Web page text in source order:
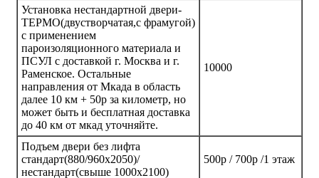
Установка нестандартной двери-
ТЕРМО(двустворчатая,с фрамугой)
с применением
пароизоляционного материала и
ПСУЛ с доставкой г. Москва и г.
Раменское. Остальные
направления от Мкада в область
далее 10 км + 50р за километр, но
может быть и бесплатная доставка
до 40 км от мкад уточняйте.
10000
Подъем двери без лифта
стандарт(880/960х2050)/
нестандарт(свыше 1000х2100)
500р / 700р /1 этаж